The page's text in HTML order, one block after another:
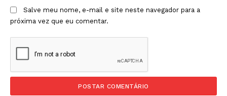
Salve meu nome, e-mail e site neste navegador para a
próxima vez que eu comentar.